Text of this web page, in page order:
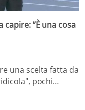
”È una cosa
una scelta fatta da
pochi…